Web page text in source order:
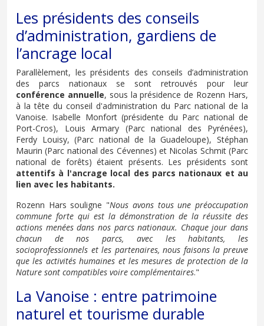
Les présidents des conseils
d’administration, gardiens de
l’ancrage local
Parallèlement, les présidents des conseils d’administration
des parcs nationaux se sont retrouvés pour leur
conférence annuelle, sous la présidence de Rozenn Hars,
à la tête du conseil d'administration du Parc national de la
Vanoise. Isabelle Monfort (présidente du Parc national de
Port-Cros), Louis Armary (Parc national des Pyrénées),
Ferdy Louisy, (Parc national de la Guadeloupe), Stéphan
Maurin (Parc national des Cévennes) et Nicolas Schmit (Parc
national de forêts) étaient présents. Les présidents sont
attentifs à l'ancrage local des parcs nationaux et au
lien avec les habitants.
Rozenn Hars souligne "Nous avons tous une préoccupation
commune forte qui est la démonstration de la réussite des
actions menées dans nos parcs nationaux. Chaque jour dans
chacun de nos parcs, avec les habitants, les
socioprofessionnels et les partenaires, nous faisons la preuve
que les activités humaines et les mesures de protection de la
Nature sont compatibles voire complémentaires."
La Vanoise : entre patrimoine
naturel et tourisme durable